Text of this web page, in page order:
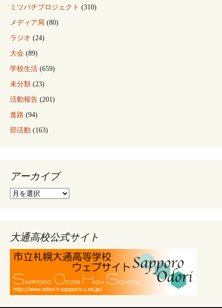
ミツバチプロジェクト (310)
メディア局 (80)
ラジオ (24)
大会 (89)
学校生活 (659)
未分類 (23)
活動報告 (201)
進路 (94)
部活動 (163)
アーカイブ
ア
ブ
大通高校公式サイト